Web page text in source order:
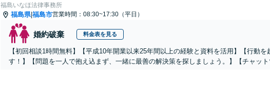
福島いなほ法律事務所
福島県|福島市営業時間：08:30~17:30（平日）
婚約破棄 料金表を見る
【初回相談1時間無料】【平成10年開業以来25年間以上の経験と資料を活用】【行動
す！】【問題を一人で抱え込まず、一緒に最善の解決策を探しましょう。】【チャット